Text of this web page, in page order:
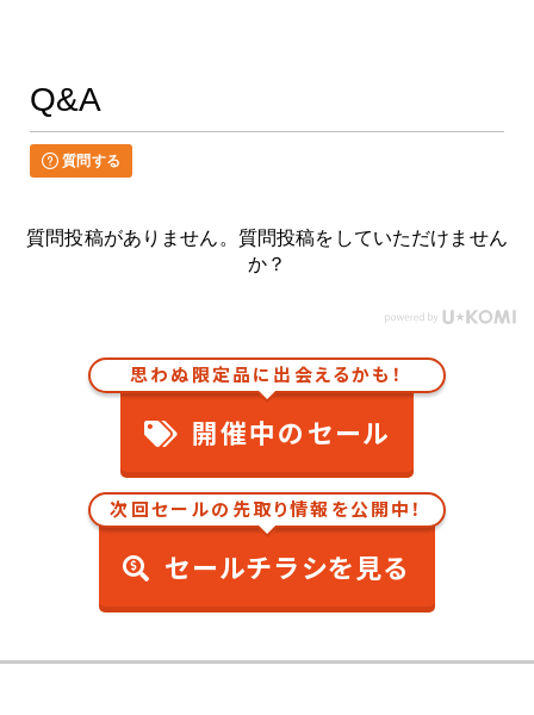
Q&A
質問する
質問投稿がありません。質問投稿をしていただけません
か？
思わぬ限定品に出会えるかも！
開催中のセール
次回セールの先取り情報を公開中！
セールチラシを見る